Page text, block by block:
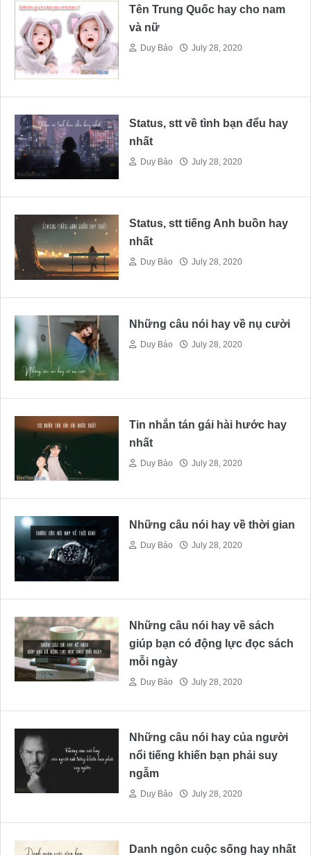
Tên Trung Quốc hay cho nam
và nữ
Duy Bảo July 28, 2020
Status, stt về tình bạn đểu hay
nhất
Duy Bảo July 28, 2020
Status, stt tiếng Anh buồn hay
nhất
Duy Bảo July 28, 2020
Những câu nói hay về nụ cười
Duy Bảo July 28, 2020
Tin nhắn tán gái hài hước hay
nhất
Duy Bảo July 28, 2020
Những câu nói hay về thời gian
Duy Bảo July 28, 2020
Những câu nói hay về sách
giúp bạn có động lực đọc sách
mỗi ngày
Duy Bảo July 28, 2020
Những câu nói hay của người
nổi tiếng khiến bạn phải suy
ngẫm
Duy Bảo July 28, 2020
Danh ngôn cuộc sống hay nhất